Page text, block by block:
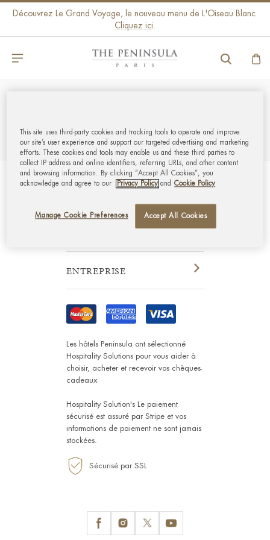
Découvrez Le Grand Voyage, le nouveau menu de L'Oiseau Blanc.
Cliquez ici
ENTREPRISE
Les hôtels Peninsula ont sélectionné
Hospitality Solutions pour vous aider à
choisir, acheter et recevoir vos chèques-
cadeaux
Hospitality Solution's Le paiement
sécurisé est assuré par Stripe et vos
informations de paiement ne sont jamais
stockées.
Sécurisé par SSL
This site uses third-party cookies and tracking tools to operate and improve
our site’s user experience and support our targeted advertising and marketing
efforts. These cookies and tools may enable us and these third parties to
collect IP address and online identifiers, referring URLs, and other content
and browsing information. By clicking “Accept All Cookies”, you
acknowledge and agree to our
Privacy Policy and Cookie Policy
Manage Cookie Preferences Accept All Cookies